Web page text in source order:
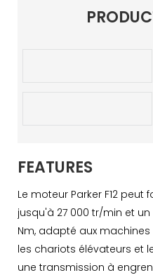
FEATURES
Le moteur Parker F12
jusqu'à 27 000 tr/min et
Nm, adapté aux
les chariots élévateurs et
une transmission à